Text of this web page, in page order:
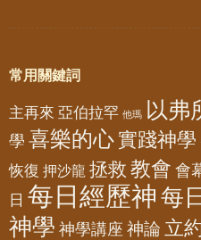
常用關鍵詞
主再來 亞伯拉罕 他瑪 以弗
學 喜樂的心實踐神學
恢復 押沙龍 拯救 教會 會
日 每日經歷神 每
神學 神學講座 神論 立